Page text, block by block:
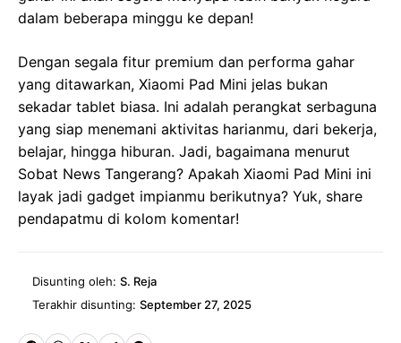
dalam beberapa minggu ke depan!
Dengan segala fitur premium dan performa gahar
yang ditawarkan, Xiaomi Pad Mini jelas bukan
sekadar tablet biasa. Ini adalah perangkat serbaguna
yang siap menemani aktivitas harianmu, dari bekerja,
belajar, hingga hiburan. Jadi, bagaimana menurut
Sobat News Tangerang? Apakah Xiaomi Pad Mini ini
layak jadi gadget impianmu berikutnya? Yuk, share
pendapatmu di kolom komentar!
Disunting oleh: S. Reja
Terakhir disunting: September 27, 2025